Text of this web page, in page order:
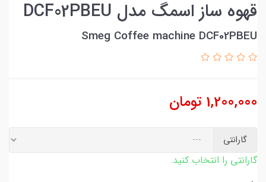
قهوه ساز اسمگ مدل DCF02PBEU
Smeg Coffee machine DCF02PBEU
1,200,000 تومان
گارانتی
گارانتی را انتخاب کنید.